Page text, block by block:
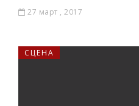
27 март , 2017
СЦЕНА